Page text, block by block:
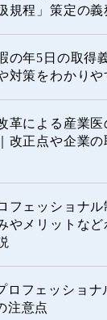
規程」策定の義
の年5日の取得
対策をわかり
革による産業医
改正点や企業の
フェッショナル
やメリットな
ロフェッショナ
注意点